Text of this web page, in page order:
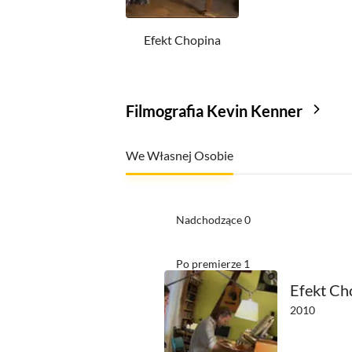
Efekt Chopina
Filmografia Kevin Kenner
We Własnej Osobie
Nadchodzące0
Po premierze 1
Efekt
2010